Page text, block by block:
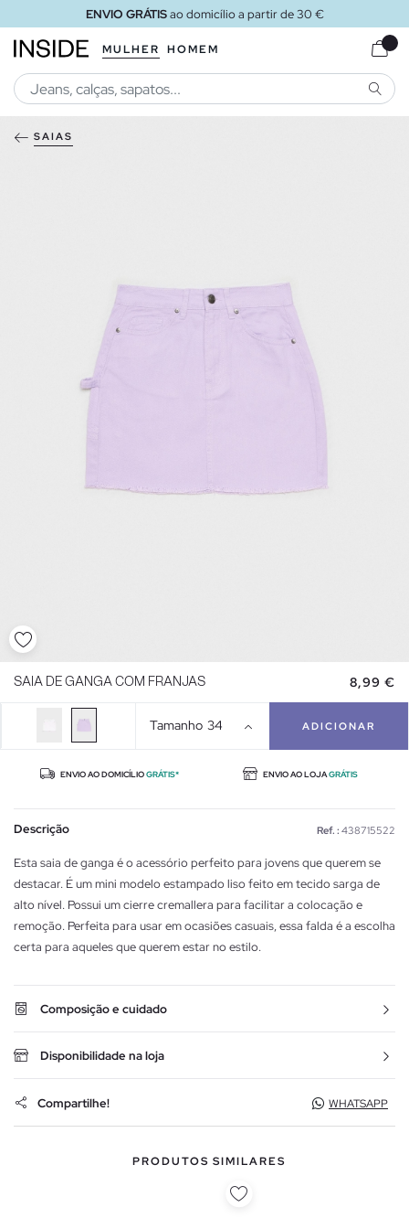
ENVIO GRÁTISao domicílio a partir de 30 €
MULHER HOMEM
SAIAS
SAIA DE GANGA COM FRANJAS 8,99 €
Tamanho 34 ADICIONAR
ENVIO AO DOMICÍLIOGRÁTIS* ENVIO AO LOJAGRÁTIS
Descrição Ref. : 438715522
Esta saia de ganga é o acessório perfeito para jovens que querem se
destacar. É um mini modelo estampado liso feito em tecido sarga de
alto nível. Possui um cierre cremallera para facilitar a colocação e
remoção. Perfeita para usar em ocasiões casuais, essa falda é a escolha
certa para aqueles que querem estar no estilo.
Composição e cuidado
Disponibilidade na loja
Compartilhe! WHATSAPP
PRODUTOS SIMILARES